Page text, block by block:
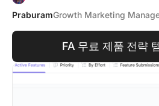
PraburamGrowth Marketing
FA 무료 제품 전략